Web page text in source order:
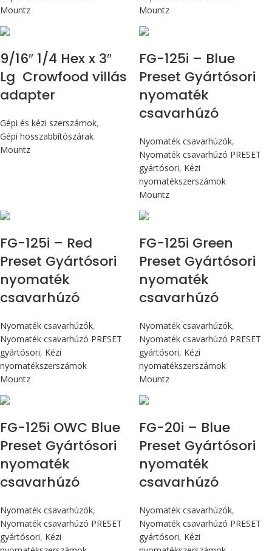
Mountz
Mountz
9/16″ 1/4 Hex x 3″
Lg Crowfood villás
adapter
Gépi és kézi szerszámok,
Gépi hosszabbítószárak
Mountz
FG-125i – Blue
Preset Gyártósori
nyomaték
csavarhúzó
Nyomaték csavarhúzók,
Nyomaték csavarhúzó PRESET
gyártósori, Kézi
nyomatékszerszámok
Mountz
FG-125i – Red
Preset Gyártósori
nyomaték
csavarhúzó
Nyomaték csavarhúzók,
Nyomaték csavarhúzó PRESET
gyártósori, Kézi
nyomatékszerszámok
Mountz
FG-125i Green
Preset Gyártósori
nyomaték
csavarhúzó
Nyomaték csavarhúzók,
Nyomaték csavarhúzó PRESET
gyártósori, Kézi
nyomatékszerszámok
Mountz
FG-125i OWC Blue
Preset Gyártósori
nyomaték
csavarhúzó
Nyomaték csavarhúzók,
Nyomaték csavarhúzó PRESET
gyártósori, Kézi
FG-20i – Blue
Preset Gyártósori
nyomaték
csavarhúzó
Nyomaték csavarhúzók,
Nyomaték csavarhúzó PRESET
gyártósori, Kézi